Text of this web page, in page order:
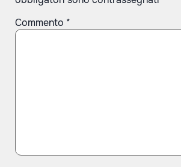
Commento *